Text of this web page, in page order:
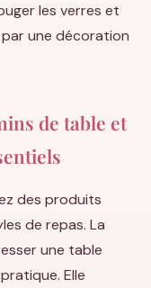
les verres et
une décoration
de table et
des produits
de repas. La
une table
Elle